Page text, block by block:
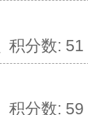
积分数: 51
积分数: 59